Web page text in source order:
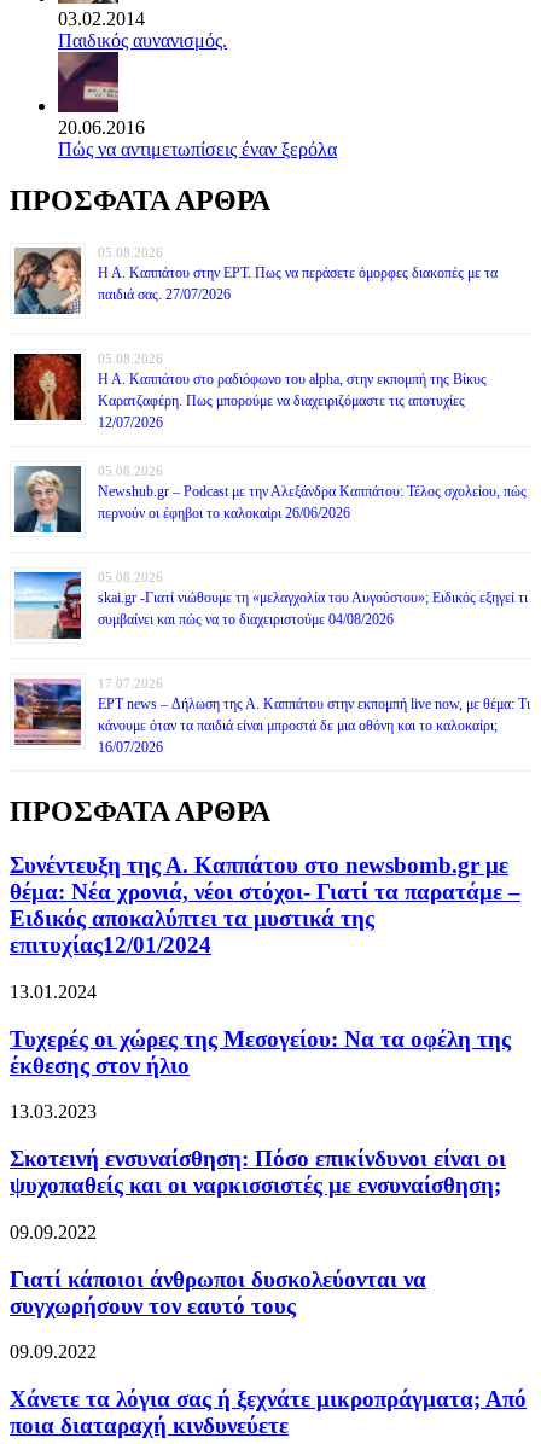
03.02.2014
Παιδικός αυνανισμός.
20.06.2016
Πώς να αντιμετωπίσεις έναν ξερόλα
ΠΡΟΣΦΑΤΑ ΑΡΘΡΑ
05.08.2026
Η Α. Καππάτου στην ΕΡΤ. Πως να περάσετε όμορφες διακοπές με τα
παιδιά σας. 27/07/2026
05.08.2026
Η Α. Καππάτου στο ραδιόφωνο του alpha, στην εκπομπή της Βίκυς
Καρατζαφέρη. Πως μπορούμε να διαχειριζόμαστε τις αποτυχίες
12/07/2026
05.08.2026
Newshub.gr – Podcast με την Αλεξάνδρα Καππάτου: Τέλος σχολείου, πώς
περνούν οι έφηβοι το καλοκαίρι 26/06/2026
05.08.2026
skai.gr -Γιατί νιώθουμε τη «μελαγχολία του Αυγούστου»; Ειδικός εξηγεί τι
συμβαίνει και πώς να το διαχειριστούμε 04/08/2026
17.07.2026
ΕΡΤ news – Δήλωση της Α. Καππάτου στην εκπομπή live now, με θέμα: Τι
κάνουμε όταν τα παιδιά είναι μπροστά δε μια οθόνη και το καλοκαίρι;
16/07/2026
ΠΡΟΣΦΑΤΑ ΑΡΘΡΑ
Συνέντευξη της Α. Καππάτου στο newsbomb.gr με
θέμα: Νέα χρονιά, νέοι στόχοι- Γιατί τα παρατάμε –
Ειδικός αποκαλύπτει τα μυστικά της
επιτυχίας12/01/2024
13.01.2024
Τυχερές οι χώρες της Μεσογείου: Να τα οφέλη της
έκθεσης στον ήλιο
13.03.2023
Σκοτεινή ενσυναίσθηση: Πόσο επικίνδυνοι είναι οι
ψυχοπαθείς και οι ναρκισσιστές με ενσυναίσθηση;
09.09.2022
Γιατί κάποιοι άνθρωποι δυσκολεύονται να
συγχωρήσουν τον εαυτό τους
09.09.2022
Χάνετε τα λόγια σας ή ξεχνάτε μικροπράγματα; Από
ποια διαταραχή κινδυνεύετε